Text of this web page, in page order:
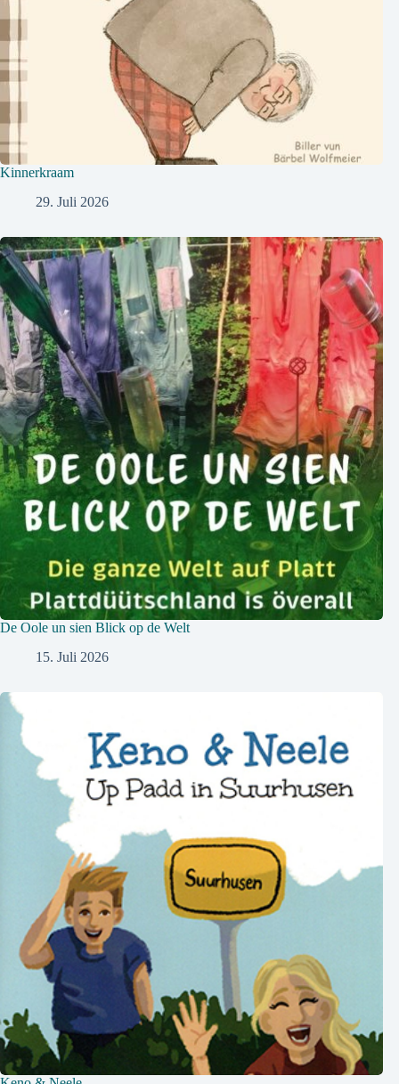
Kinnerkraam
29. Juli 2026
De Oole un sien Blick op de Welt
15. Juli 2026